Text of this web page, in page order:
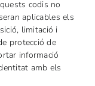
codis no
aplicables els
limitació i
protecció de
informació
amb els